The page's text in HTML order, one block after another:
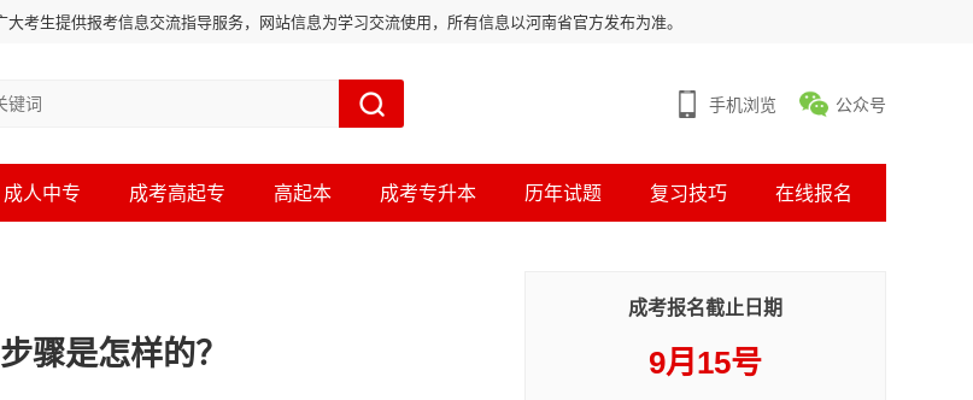
考生提供报考信息交流指导服务，网站信息为学习交流使用，所有信息以河南省官方发布为准。
手机浏览 公众号
成人中专 成考高起专 高起本 成考专升本 历年试题 复习技巧 在线报名
骤是怎样的？
成考报名截止日期
9月15号